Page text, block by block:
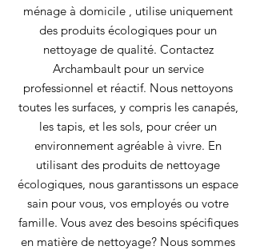
ménage à domicile , utilise uniquement
des produits écologiques pour un
nettoyage de qualité. Contactez
Archambault pour un service
professionnel et réactif. Nous nettoyons
toutes les surfaces, y compris les canapés,
les tapis, et les sols, pour créer un
environnement agréable à vivre. En
utilisant des produits de nettoyage
écologiques, nous garantissons un espace
sain pour vous, vos employés ou votre
famille. Vous avez des besoins spécifiques
en matière de nettoyage? Nous sommes